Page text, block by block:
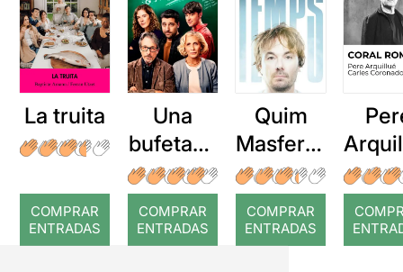
La truita
COMPRAR
ENTRADAS
Una
bufetada
a temps
COMPRAR
ENTRADAS
Quim
Masferre
r: Temps
COMPRAR
ENTRADAS
: